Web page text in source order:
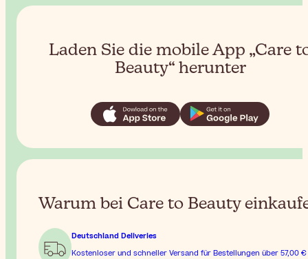
Laden Sie die mobile App „Care
Beauty“ herunter
Warum bei Care to Beauty
Deutschland Deliveries
Kostenloser und schneller Versand für Bestellungen über 57,00 €